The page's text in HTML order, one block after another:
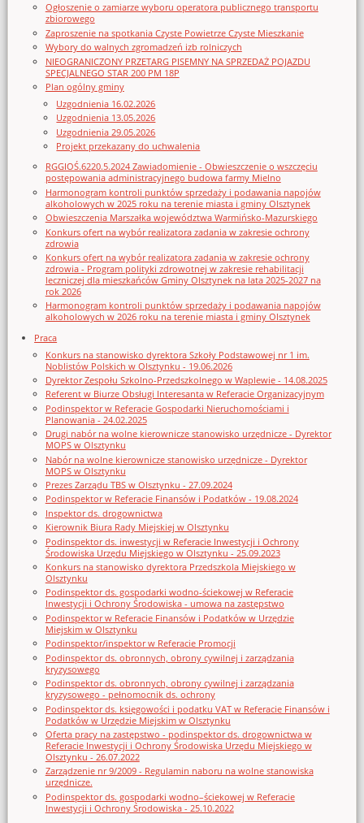
Ogłoszenie o zamiarze wyboru operatora publicznego transportu
zbiorowego
Zaproszenie na spotkania Czyste Powietrze Czyste Mieszkanie
Wybory do walnych zgromadzeń izb rolniczych
NIEOGRANICZONY PRZETARG PISEMNY NA SPRZEDAŻ POJAZDU
SPECJALNEGO STAR 200 PM 18P
Plan ogólny gminy
Uzgodnienia 16.02.2026
Uzgodnienia 13.05.2026
Uzgodnienia 29.05.2026
Projekt przekazany do uchwalenia
RGGIOŚ.6220.5.2024 Zawiadomienie - Obwieszczenie o wszczęciu
postępowania administracyjnego budowa farmy Mielno
Harmonogram kontroli punktów sprzedaży i podawania napojów
alkoholowych w 2025 roku na terenie miasta i gminy Olsztynek
Obwieszczenia Marszałka województwa Warmińsko-Mazurskiego
Konkurs ofert na wybór realizatora zadania w zakresie ochrony
zdrowia
Konkurs ofert na wybór realizatora zadania w zakresie ochrony
zdrowia - Program polityki zdrowotnej w zakresie rehabilitacji
leczniczej dla mieszkańców Gminy Olsztynek na lata 2025-2027 na
rok 2026
Harmonogram kontroli punktów sprzedaży i podawania napojów
alkoholowych w 2026 roku na terenie miasta i gminy Olsztynek
Praca
Konkurs na stanowisko dyrektora Szkoły Podstawowej nr 1 im.
Noblistów Polskich w Olsztynku - 19.06.2026
Dyrektor Zespołu Szkolno-Przedszkolnego w Waplewie - 14.08.2025
Referent w Biurze Obsługi Interesanta w Referacie Organizacyjnym
Podinspektor w Referacie Gospodarki Nieruchomościami i
Planowania - 24.02.2025
Drugi nabór na wolne kierownicze stanowisko urzędnicze - Dyrektor
MOPS w Olsztynku
Nabór na wolne kierownicze stanowisko urzędnicze - Dyrektor
MOPS w Olsztynku
Prezes Zarządu TBS w Olsztynku - 27.09.2024
Podinspektor w Referacie Finansów i Podatków - 19.08.2024
Inspektor ds. drogownictwa
Kierownik Biura Rady Miejskiej w Olsztynku
Podinspektor ds. inwestycji w Referacie Inwestycji i Ochrony
Środowiska Urzędu Miejskiego w Olsztynku - 25.09.2023
Konkurs na stanowisko dyrektora Przedszkola Miejskiego w
Olsztynku
Podinspektor ds. gospodarki wodno-ściekowej w Referacie
Inwestycji i Ochrony Środowiska - umowa na zastępstwo
Podinspektor w Referacie Finansów i Podatków w Urzędzie
Miejskim w Olsztynku
Podinspektor/inspektor w Referacie Promocji
Podinspektor ds. obronnych, obrony cywilnej i zarządzania
kryzysowego
Podinspektor ds. obronnych, obrony cywilnej i zarządzania
kryzysowego - pełnomocnik ds. ochrony
Podinspektor ds. księgowości i podatku VAT w Referacie Finansów i
Podatków w Urzędzie Miejskim w Olsztynku
Oferta pracy na zastępstwo - podinspektor ds. drogownictwa w
Referacie Inwestycji i Ochrony Środowiska Urzędu Miejskiego w
Olsztynku - 26.07.2022
Zarządzenie nr 9/2009 - Regulamin naboru na wolne stanowiska
urzędnicze.
Podinspektor ds. gospodarki wodno–ściekowej w Referacie
Inwestycji i Ochrony Środowiska - 25.10.2022